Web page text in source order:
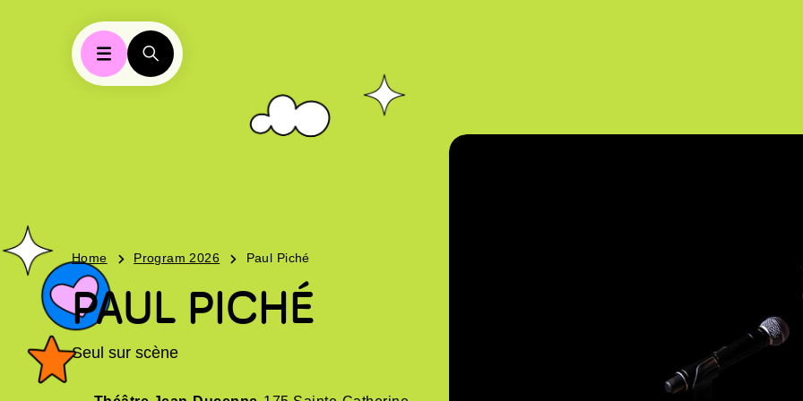
Home Program 2026 Paul Piché
PAUL PICHÉ
Seul sur scène